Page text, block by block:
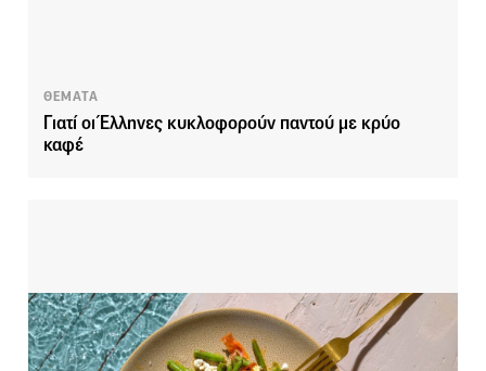
ΘΕΜΑΤΑ
Γιατί οι Έλληνες κυκλοφορούν παντού με κρύο
καφέ